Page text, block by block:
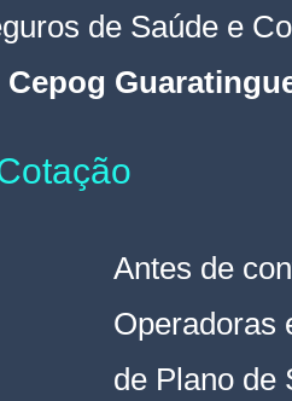
de Saúde e
Antes de
Operadoras
de Plano de